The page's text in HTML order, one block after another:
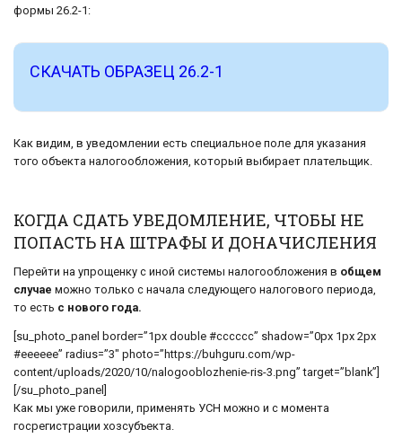
формы 26.2-1:
СКАЧАТЬ ОБРАЗЕЦ 26.2-1
Как видим, в уведомлении есть специальное поле для указания
того объекта налогообложения, который выбирает плательщик.
КОГДА СДАТЬ УВЕДОМЛЕНИЕ, ЧТОБЫ НЕ
ПОПАСТЬ НА ШТРАФЫ И ДОНАЧИСЛЕНИЯ
Перейти на упрощенку с иной системы налогообложения в общем
случае можно только с начала следующего налогового периода,
то есть с нового года.
[su_photo_panel border=”1px double #cccccc” shadow=”0px 1px 2px
#eeeeee” radius=”3″ photo=”https://buhguru.com/wp-
content/uploads/2020/10/nalogooblozhenie-ris-3.png” target=”blank”]
[/su_photo_panel]
Как мы уже говорили, применять УСН можно и с момента
госрегистрации хозсубъекта.